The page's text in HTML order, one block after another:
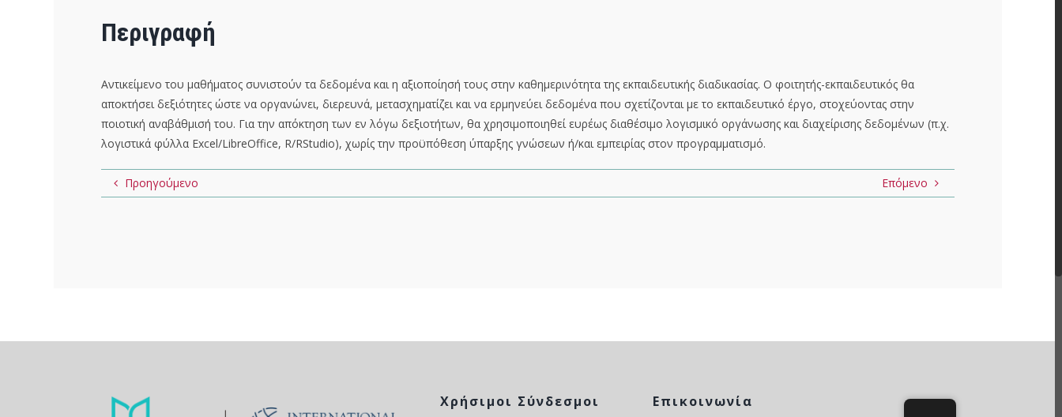
Περιγραφή
Αντικείμενο του μαθήματος συνιστούν τα δεδομένα και η αξιοποίησή τους στην καθημερινότητα της εκπαιδευτικής διαδικασίας. Ο φοιτητής-εκπαιδευτικός θα
αποκτήσει δεξιότητες ώστε να οργανώνει, διερευνά, μετασχηματίζει και να ερμηνεύει δεδομένα που σχετίζονται με το εκπαιδευτικό έργο, στοχεύοντας στην
ποιοτική αναβάθμισή του. Για την απόκτηση των εν λόγω δεξιοτήτων, θα χρησιμοποιηθεί ευρέως διαθέσιμο λογισμικό οργάνωσης και διαχείρισης δεδομένων (π.χ.
λογιστικά φύλλα Excel/LibreOffice, R/RStudio), χωρίς την προϋπόθεση ύπαρξης γνώσεων ή/και εμπειρίας στον προγραμματισμό.
Προηγούμενο Επόμενο
Χρήσιμοι Σύνδεσμοι Επικοινωνία